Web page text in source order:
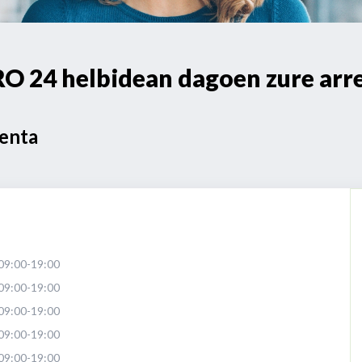
24 helbidean dagoen zure
19:00
19:00
19:00
19:00
19:00